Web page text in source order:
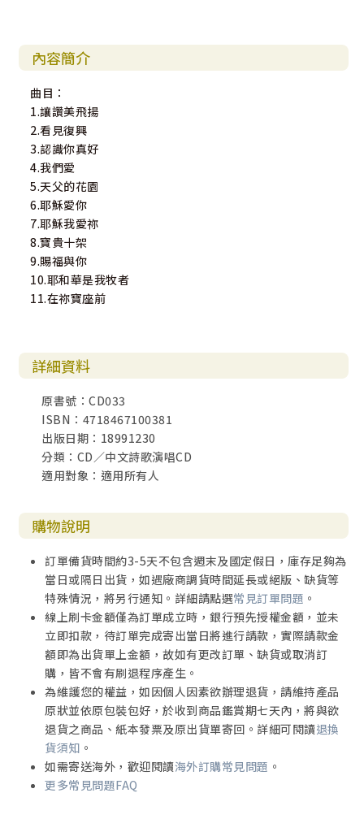
內容簡介
曲目：
1.讓讚美飛揚
2.看見復興
3.認識你真好
4.我們愛
5.天父的花園
6.耶穌愛你
7.耶穌我愛祢
8.寶貴十架
9.賜福與你
10.耶和華是我牧者
11.在祢寶座前
詳細資料
原書號：CD033
ISBN：4718467100381
出版日期：18991230
分類：CD／中文詩歌演唱CD
適用對象：適用所有人
購物說明
訂單備貨時間約3-5天不包含週末及國定假日，庫存足夠為
當日或隔日出貨，如遇廠商調貨時間延長或絕版、缺貨等
特殊情況，將另行通知。詳細請點選常見訂單問題 。
線上刷卡金額僅為訂單成立時，銀行預先授權金額，並未
立即扣款，待訂單完成寄出當日將進行請款，實際請款金
額即為出貨單上金額，故如有更改訂單、缺貨或取消訂
購，皆不會有刷退程序產生。
為維護您的權益，如因個人因素欲辦理退貨，請維持產品
原狀並依原包裝包好，於收到商品鑑賞期七天內，將與欲
退貨之商品、紙本發票及原出貨單寄回。詳細可閱讀退換
貨須知 。
如需寄送海外，歡迎閱讀海外訂購常見問題 。
更多常見問題FAQ